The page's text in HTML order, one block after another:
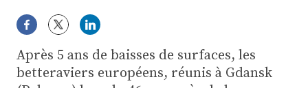
La technique ITB
Pommes de terre
Guides pratiques
Après 5 ans de baisses de surfaces, les
betteraviers européens, réunis à Gdansk